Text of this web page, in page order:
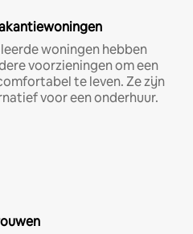
woningen hebben
voorzieningen om een
te leven. Ze zijn
voor een onderhuur.